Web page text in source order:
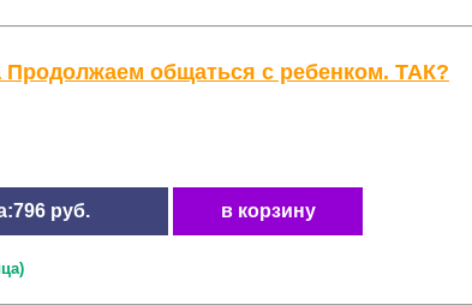
общаться с ребенком. ТАК?
руб. в корзину